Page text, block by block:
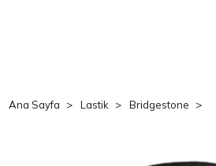
Ana Sayfa Lastik Bridgestone